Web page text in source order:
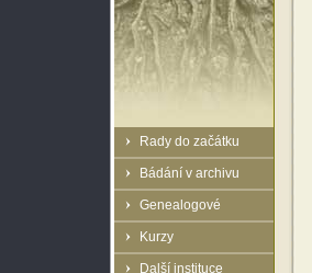
Rady do začátku
Bádání v archivu
Genealogové
Kurzy
Další instituce